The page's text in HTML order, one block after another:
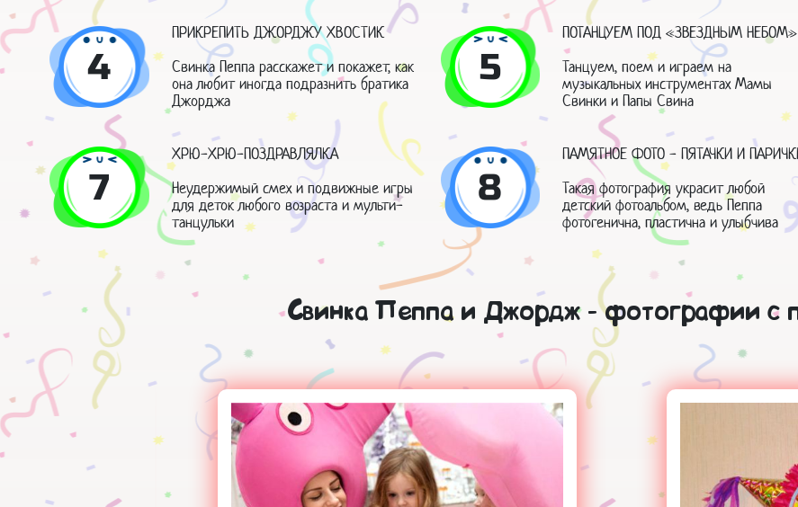
4
ПРИКРЕПИТЬ ДЖОРДЖУ ХВОСТИК
Свинка Пеппа расскажет и покажет, как
она любит иногда подразнить братика
Джорджа
5
ПОТАНЦУЕМ ПОД «ЗВЕЗДНЫМ НЕБОМ»
Танцуем, поем и играем на
музыкальных инструментах Мамы
Свинки и Папы Свина
7
ХРЮ-ХРЮ-ПОЗДРАВЛЯЛКА
Неудержимый смех и подвижные игры
для деток любого возраста и мульти-
танцульки
8
ПАМЯТНОЕ ФОТО - ПЯТАЧКИ И
Такая фотография украсит любой
детский фотоальбом, ведь Пеппа
фотогенична, пластична и улыбчива
Свинка Пеппа и Джордж - фотографии с